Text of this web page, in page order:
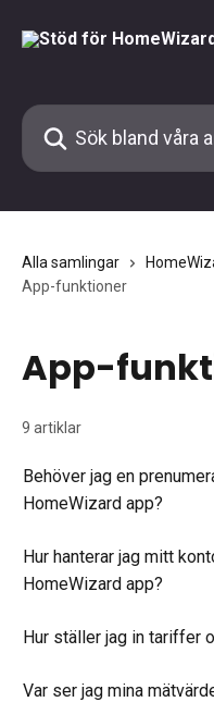
Sök bland våra artiklar …
Alla samlingar
App-funktioner
App-
9 artiklar
Behöver jag en
HomeWizard app?
Hur hanterar jag mitt
HomeWizard app?
Hur ställer jag in tariffer
Var ser jag mina